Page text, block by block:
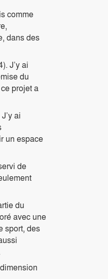
comme
dans des
J’y ai
du
projet a
ai
un espace
de
du
avec une
sport, des